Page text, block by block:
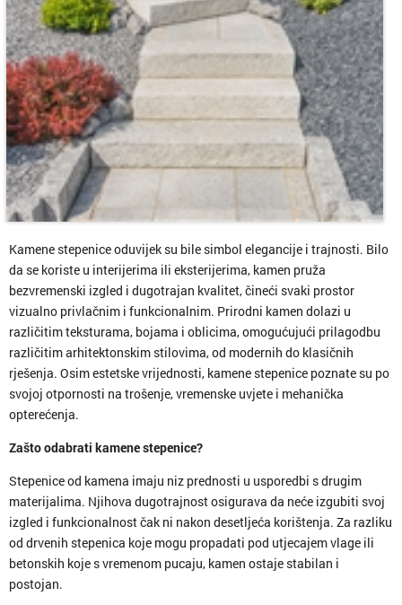
Kamene stepenice oduvijek su bile simbol elegancije i trajnosti. Bilo
da se koriste u interijerima ili eksterijerima, kamen pruža
bezvremenski izgled i dugotrajan kvalitet, čineći svaki prostor
vizualno privlačnim i funkcionalnim. Prirodni kamen dolazi u
različitim teksturama, bojama i oblicima, omogućujući prilagodbu
različitim arhitektonskim stilovima, od modernih do klasičnih
rješenja. Osim estetske vrijednosti, kamene stepenice poznate su po
svojoj otpornosti na trošenje, vremenske uvjete i mehanička
opterećenja.
Zašto odabrati kamene stepenice?
Stepenice od kamena imaju niz prednosti u usporedbi s drugim
materijalima. Njihova dugotrajnost osigurava da neće izgubiti svoj
izgled i funkcionalnost čak ni nakon desetljeća korištenja. Za razliku
od drvenih stepenica koje mogu propadati pod utjecajem vlage ili
betonskih koje s vremenom pucaju, kamen ostaje stabilan i
postojan.